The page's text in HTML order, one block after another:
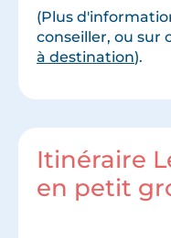
(Plus
conseiller, ou sur
à destination).
Itinéraire
en petit